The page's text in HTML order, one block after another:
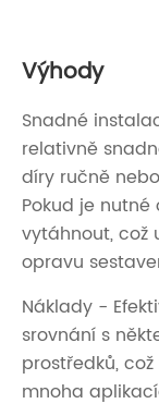
Výhody
Snadné
relativně
díry ručně
Pokud je
vytáhnout, což
opravu
Náklady -
srovnání s
prostředků,
mnoha